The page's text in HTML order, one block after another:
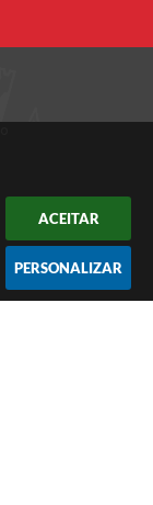
ACEITAR
PERSONALIZAR